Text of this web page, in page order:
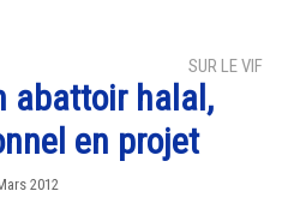
SUR LE VIF
abattoir halal,
en projet
2012